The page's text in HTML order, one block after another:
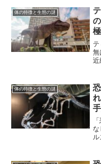
す
体の特徴と生態の謎
無
近
体の特徴と生態の謎